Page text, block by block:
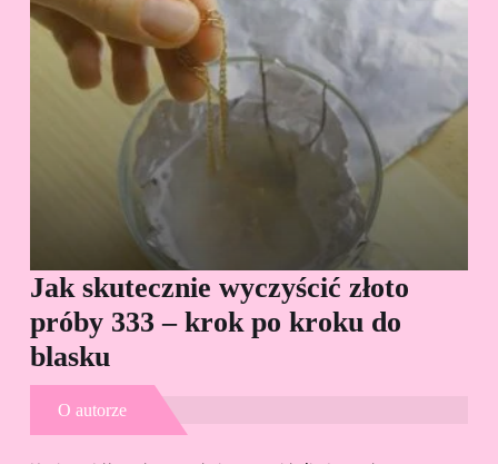
Jak skutecznie wyczyścić złoto
próby 333 – krok po kroku do
blasku
O autorze